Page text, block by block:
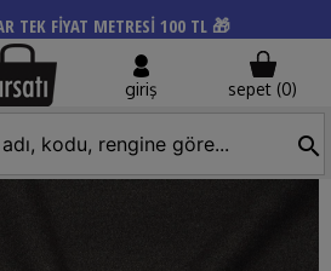
TEK FİYAT METRESİ 100 TL 🎁
giriş sepet (0)
search